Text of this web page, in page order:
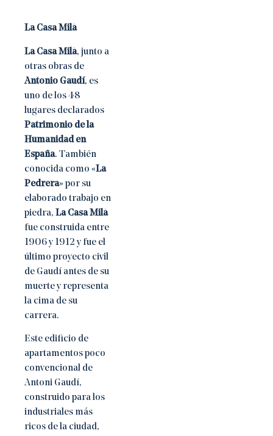
La Casa Milà
La Casa Milà, junto a
otras obras de
Antonio Gaudí, es
uno de los 48
lugares declarados
Patrimonio de la
Humanidad en
España. También
conocida como «La
Pedrera» por su
elaborado trabajo en
piedra, La Casa Milà
fue construida entre
1906 y 1912 y fue el
último proyecto civil
de Gaudí antes de su
muerte y representa
la cima de su
carrera.
Este edificio de
apartamentos poco
convencional de
Antoni Gaudí,
construido para los
industriales más
ricos de la ciudad,